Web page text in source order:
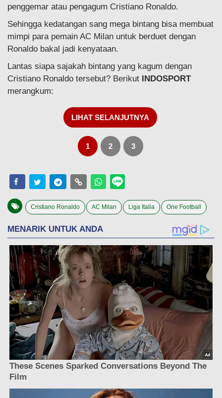
penggemar atau pengagum Cristiano Ronaldo.
Sehingga kedatangan sang mega bintang bisa membuat
mimpi para pemain AC Milan untuk berduet dengan
Ronaldo bakal jadi kenyataan.
Lantas siapa sajakah bintang yang kagum dengan
Cristiano Ronaldo tersebut? Berikut INDOSPORT
merangkum:
LIHAT SELANJUTNYA
1 2 3
Cristiano Ronaldo AC Milan Liga Italia One Football